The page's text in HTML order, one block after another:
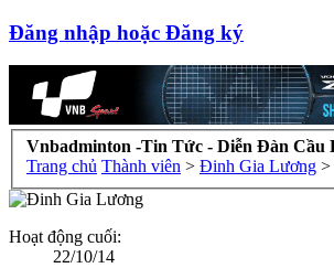
Đăng nhập hoặc Đăng ký
Vnbadminton -Tin Tức - Diễn Đàn Cầu
Trang chủ Thành viên > Đinh Gia Lương >
Hoạt động cuối:
22/10/14